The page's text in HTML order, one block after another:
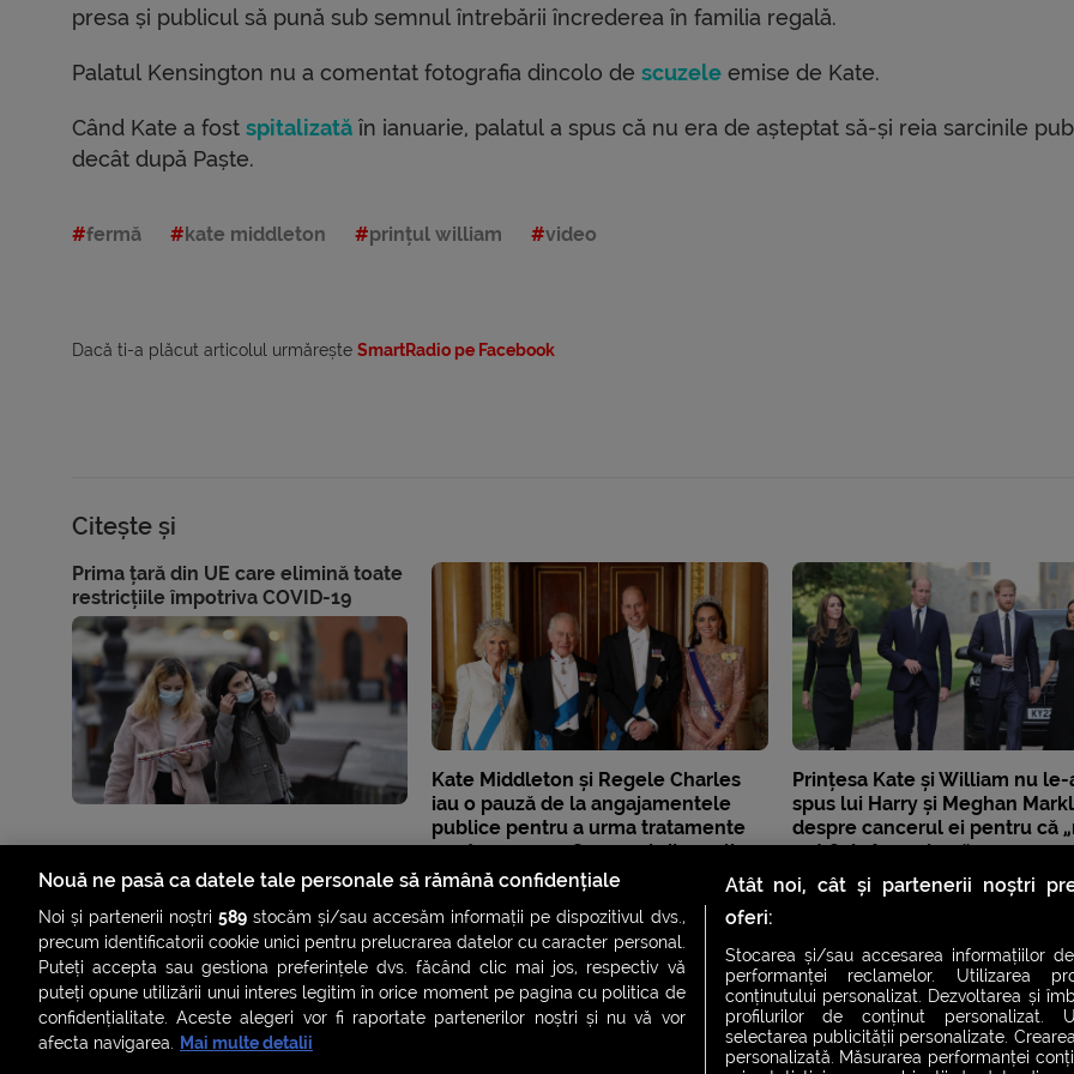
presa și publicul să pună sub semnul întrebării încrederea în familia regală.
Palatul Kensington nu a comentat fotografia dincolo de scuzele emise de Kate.
Când Kate a fost spitalizată în ianuarie, palatul a spus că nu era de așteptat să-și reia sarcinile
decât după Paște.
fermă kate middleton prințul william video
Dacă ti-a plăcut articolul urmărește SmartRadio pe Facebook
Citește și
Prima țară din UE care elimină toate
restricțiile împotriva COVID-19
Kate Middleton și Regele Charles
iau o pauză de la angajamentele
publice pentru a urma tratamente
pentru cancer. Ce membrii regali
britanici încă lucrează?
Prințesa Kate și William nu le-
spus lui Harry și Meghan
despre cancerul ei pentru că
pot fi de încredere”
Nouă ne pasă ca datele tale personale să rămână confidențiale
Noi și partenerii noștri589 stocăm și/sau accesăm informații pe dispozitivul dvs.,
precum identificatorii cookie unici pentru prelucrarea datelor cu caracter personal.
Puteți accepta sau gestiona preferințele dvs. făcând clic mai jos, respectiv vă
puteți opune utilizării unui interes legitim în orice moment pe pagina cu politica de
confidențialitate. Aceste alegeri vor fi raportate partenerilor noștri și nu vă vor
afecta navigarea. Mai multe detalii
Atât noi, cât și partenerii noștri
oferi:
Stocarea și/sau accesarea informațiilor
performanței reclamelor. Utilizarea
conținutului personalizat. Dezvoltarea și
profilurilor de conținut personalizat.
selectarea publicității personalizate.
personalizată. Măsurarea performanței